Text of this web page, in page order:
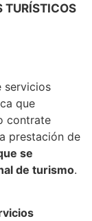
TURÍSTICOS
servicios
que
contrate
prestación de
se
de turismo.